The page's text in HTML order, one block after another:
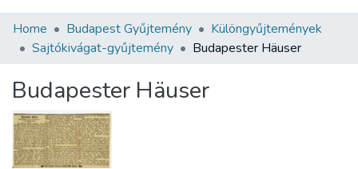
Communities & Collections
Statistics
About us
Home Budapest Gyűjtemény
Különgyűjtemények
Sajtókivágat-gyűjtemény
Budapester Häuser
Budapester Häuser